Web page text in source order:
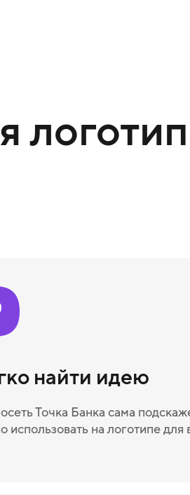
найти идею
Точка Банка сама
использовать на логотипе